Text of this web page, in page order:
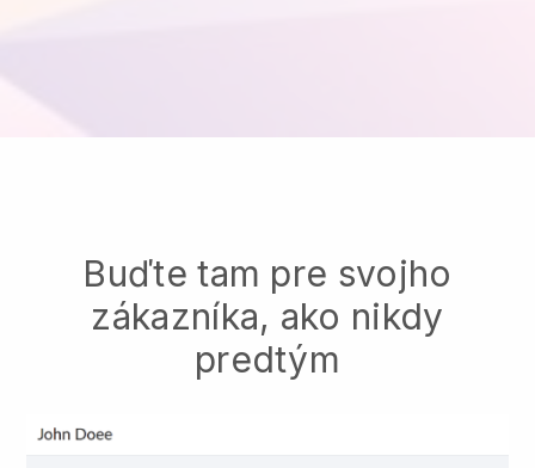
Buďte tam pre svojho
zákazníka, ako nikdy
predtým